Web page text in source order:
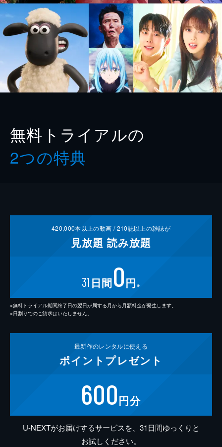
無料トライアルの
2つの特典
420,000本以上の動画 /210誌以上の雑誌が
見放題 読み放題
31 日間0円 ※
※無料トライアル期間終了日の翌日が属する月から月額料金が発生します。
※日割りでのご請求はいたしません。
最新作のレンタルに使える
ポイント プレゼント
600円分
U-NEXTがお届けするサービスを、31日間ゆっくりと
お試しください。